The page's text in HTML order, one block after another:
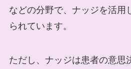
などの分野で、ナッジを活用
られています。
ただし、ナッジは患者の意思